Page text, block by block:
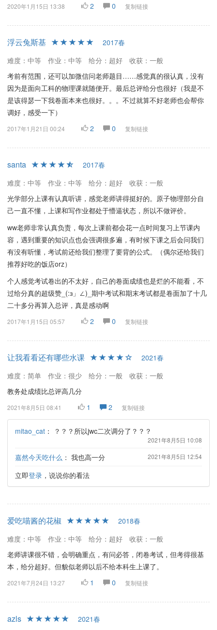
2020年1月15日 13:38 2 0 复制链接
浮云兔斯基
2017春
难度：中等
作业：中等 给分：超好
收获：一般
考前有范围，还可以加微信问老师题目……感觉真的很认真，没有
因为是面向工科的物理课就随便开。最后总评给分也很好（我是不
是该得瑟一下我卷面本来也很好。。。不过就算不好老师也会帮你
调好，感受一下）
2017年1月21日 00:24 2 0 复制链接
santa
2017春
难度：中等
作业：中等 给分：超好
收获：一般
光学部分上课有认真听讲，感觉老师讲得挺好的。原子物理部分自
己一直不懂，上课和写作业都处于懵逼状态，所以不做评价。
ww老师非常认真负责，每次上课前都会花一点时间复习上节课内
容，遇到重要的知识点也会强调很多遍，有时候下课之后会问我们
有没有听懂，考试前还给我们整理了要背的公式。（偶尔还给我们
推荐好吃的饭店orz）
个人感觉考试卷出的不太好，自己的卷面成绩也是烂的不能看，不
过给分真的超级赞_(:з」∠)_期中考试和期末考试都是卷面加了十几
二十多分再算入总评，真是感动啊
2017年1月15日 05:57 2 0 复制链接
让我看看还有哪些水课
2021春
难度：简单
作业：很少 给分：一般
收获：一般
教务处成绩比总评高几分
2021年8月5日 08:41 1 2 复制链接
mitao_cat ： ？？？所以jwc二次调分了？？？
2021年8月5日 10:08
嘉然今天吃什么 ： 我也高一分 2021年8月5日 12:54
立即登录 ，说说你的看法
爱吃喵酱的花椒
2018春
难度：中等
作业：中等 给分：超好
收获：一般
老师讲课很不错，会明确重点，有问必答，闭卷考试，但考得很基
本，给分超好。但貌似老师以后不给本科生上课了。
2021年7月24日 13:27 1 0 复制链接
azls 2021春